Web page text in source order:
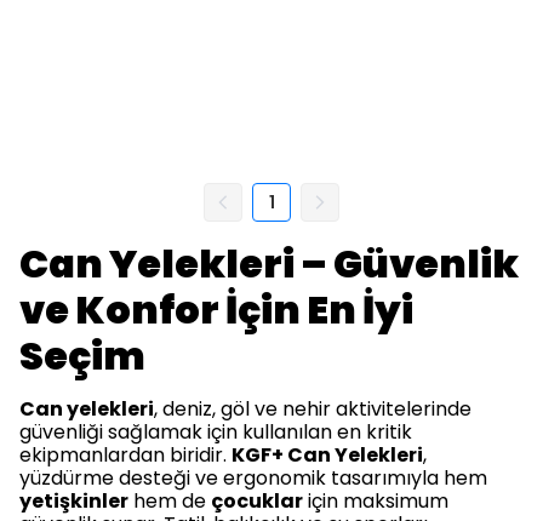
1
Can Yelekleri – Güvenlik
ve Konfor İçin En İyi
Seçim
Can yelekleri, deniz, göl ve nehir aktivitelerinde
güvenliği sağlamak için kullanılan en kritik
ekipmanlardan biridir. KGF+ Can Yelekleri,
yüzdürme desteği ve ergonomik tasarımıyla hem
yetişkinler hem de çocuklariçin maksimum